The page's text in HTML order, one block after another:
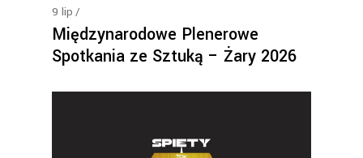
9 lip
Międzynarodowe Plenerowe
Spotkania ze Sztuką – Żary 2026